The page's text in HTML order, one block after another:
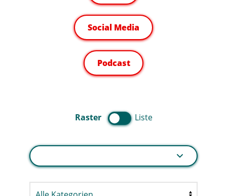
Social Media
Podcast
Raster Liste